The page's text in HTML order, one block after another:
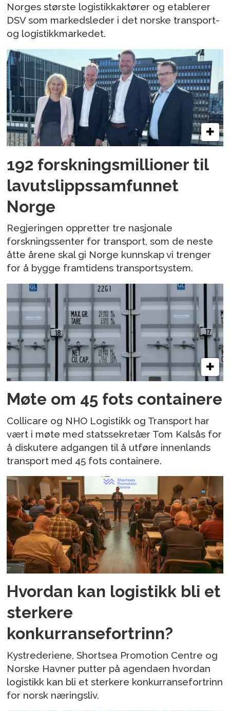
Norges største logistikkaktører og etablerer
DSV som markedsleder i det norske transport-
og logistikkmarkedet.
192 forskningsmillioner til
lavutslippssamfunnet
Norge
Regjeringen oppretter tre nasjonale
forskningssenter for transport, som de neste
åtte årene skal gi Norge kunnskap vi trenger
for å bygge framtidens transportsystem.
Møte om 45 fots containere
Collicare og NHO Logistikk og Transport har
vært i møte med statssekretær Tom Kalsås for
å diskutere adgangen til å utføre innenlands
transport med 45 fots containere.
Hvordan kan logistikk bli et
sterkere
konkurransefortrinn?
Kystrederiene, Shortsea Promotion Centre og
Norske Havner putter på agendaen hvordan
logistikk kan bli et sterkere konkurransefortrinn
for norsk næringsliv.